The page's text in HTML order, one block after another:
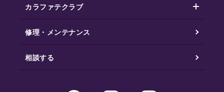
カラファテクラブ
修理・メンテナンス
相談する